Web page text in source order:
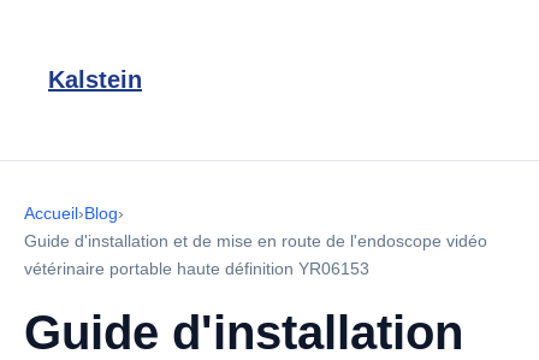
Kalstein
Accueil›Blog›
Guide d'installation et de mise en route de l'endoscope vidéo
vétérinaire portable haute définition YR06153
Guide d'installation